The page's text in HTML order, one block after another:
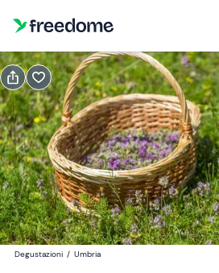
Prenota
Navigate
forward
to
interact
with
the
calendar
09:30
Partecipanti
60 €
Degustazioni / Umbria